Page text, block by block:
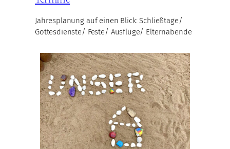
Jahresplanung auf einen Blick: Schließtage/
Gottesdienste/ Feste/ Ausflüge/ Elternabende